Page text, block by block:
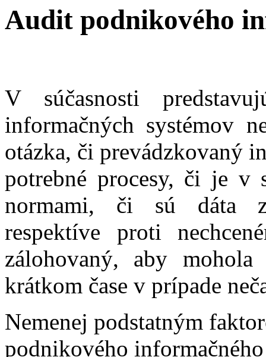
Audit podnikového
V súčasnosti
informačných systémov
otázka, či prevádzkovaný
potrebné procesy, či je v
normami, či sú dáta
respektíve proti
zálohovaný, aby
krátkom čase v prípade
Nemenej podstatným
podnikového